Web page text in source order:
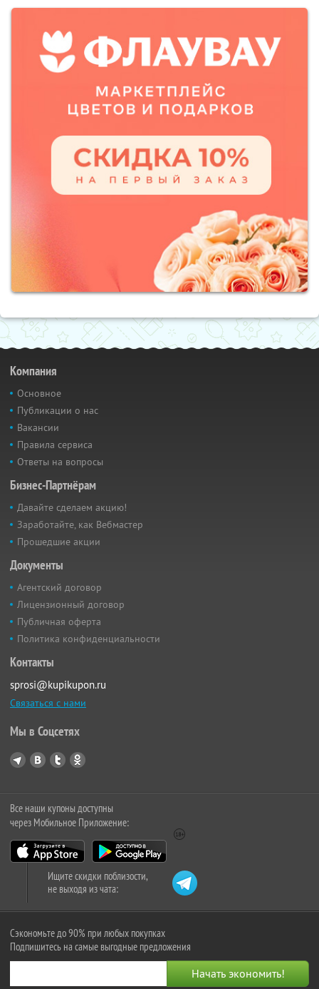
Компания
Основное
Публикации о нас
Вакансии
Правила сервиса
Ответы на вопросы
Бизнес-Партнёрам
Давайте сделаем акцию!
Заработайте, как Вебмастер
Прошедшие акции
Документы
Агентский договор
Лицензионный договор
Публичная оферта
Политика конфиденциальности
Контакты
sprosi@kupikupon.ru
Связаться с нами
Мы в Соцсетях
Все наши купоны доступны
через Мобильное Приложение:
Ищите скидки поблизости,
не выходя из чата:
Сэкономьте до 90% при любых покупках
Подпишитесь на самые выгодные предложения